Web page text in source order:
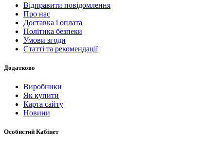
Відправити повідомлення
Про нас
Доставка і оплата
Політика безпеки
Умови згоди
Статті та рекомендації
Додатково
Виробники
Як купити
Карта сайту
Новини
Особистий Кабінет